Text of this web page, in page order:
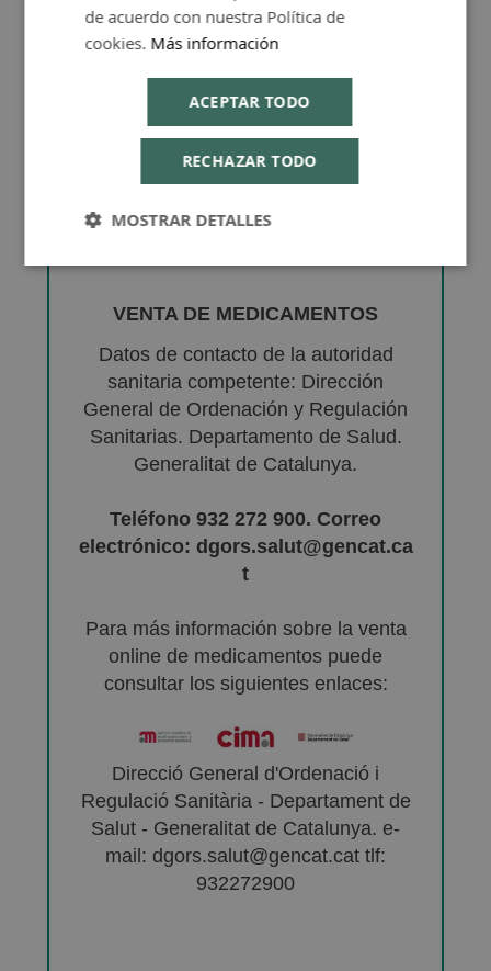
VENTA DE MEDICAMENTOS
Datos de contacto de la autoridad
sanitaria competente: Dirección
General de Ordenación y Regulación
Sanitarias. Departamento de Salud.
Generalitat de Catalunya.
Teléfono 932 272 900. Correo
electrónico: dgors.salut@gencat.ca
t
Para más información sobre la venta
online de medicamentos puede
consultar los siguientes enlaces:
Direcció General d'Ordenació i
Regulació Sanitària - Departament de
Salut - Generalitat de Catalunya. e-
mail: dgors.salut@gencat.cat tlf:
932272900
de acuerdo con nuestra Política de
cookies. Más información
ACEPTAR TODO
RECHAZAR TODO
MOSTRAR DETALLES